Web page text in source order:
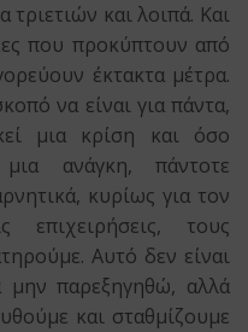
και λοιπά. Και
που προκύπτουν από
έκτακτα μέτρα.
να είναι για πάντα,
μια κρίση και όσο
μια ανάγκη, πάντοτε
κυρίως για τον
επιχειρήσεις, τους
Αυτό δεν είναι
μην παρεξηγηθώ, αλλά
και σταθμίζουμε